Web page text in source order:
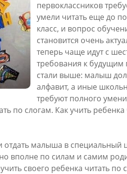
первоклассников
умели читать еще до
класс, и вопрос
становится очень
теперь чаще идут с
требования к будущим
стали выше: малыш
алфавит, а иные
требуют полного
по слогам. Как учить
малыша в специальный
вполне по силам и самим
своего ребенка читать по